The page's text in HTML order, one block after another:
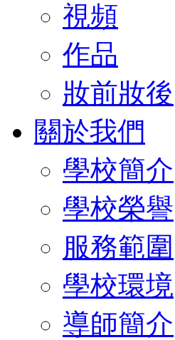
視頻
作品
妝前妝後
關於我們
學校簡介
學校榮譽
服務範圍
學校環境
導師簡介